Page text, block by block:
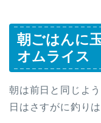
朝ごはんに
オムライス
朝は前日と同じよ
日はさすがに釣り